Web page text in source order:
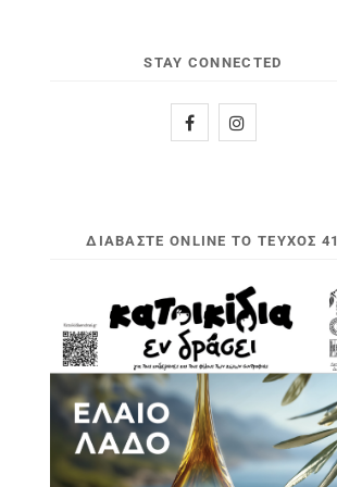
STAY CONNECTED
ΔΙΑΒΆΣΤΕ ONLINE ΤΟ ΤΕΎΧΟΣ 41